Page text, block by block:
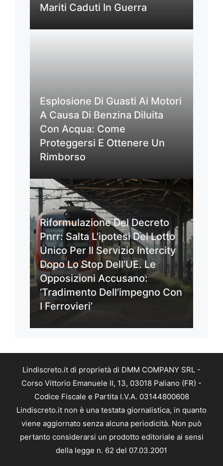
Mariti Caduti In Guerra
Esplosione Di Guasti Ai Motori
A Causa Di Benzina Diluita
Con Acqua: Come
Proteggersi E Ottenere Un
Rimborso
Riformulazione Del Decreto
Pnrr: Salta L’ipotesi Del Lotto
Unico Per Il Servizio Intercity
Dopo Lo Stop Dell’UE. Le
Opposizioni Accusano:
‘Tradimento Dell’impegno Con
I Ferrovieri’
Lindiscreto.it di proprietà di DMM COMPANY SRL -
Corso Vittorio Emanuele II, 13, 03018 Paliano (FR) -
Codice Fiscale e Partita I.V.A. 03144800608
Lindiscreto.it non è una testata giornalistica, in quanto
viene aggiornato senza alcuna periodicità. Non può
pertanto considerarsi un prodotto editoriale ai sensi
della legge n. 62 del 07.03.2001